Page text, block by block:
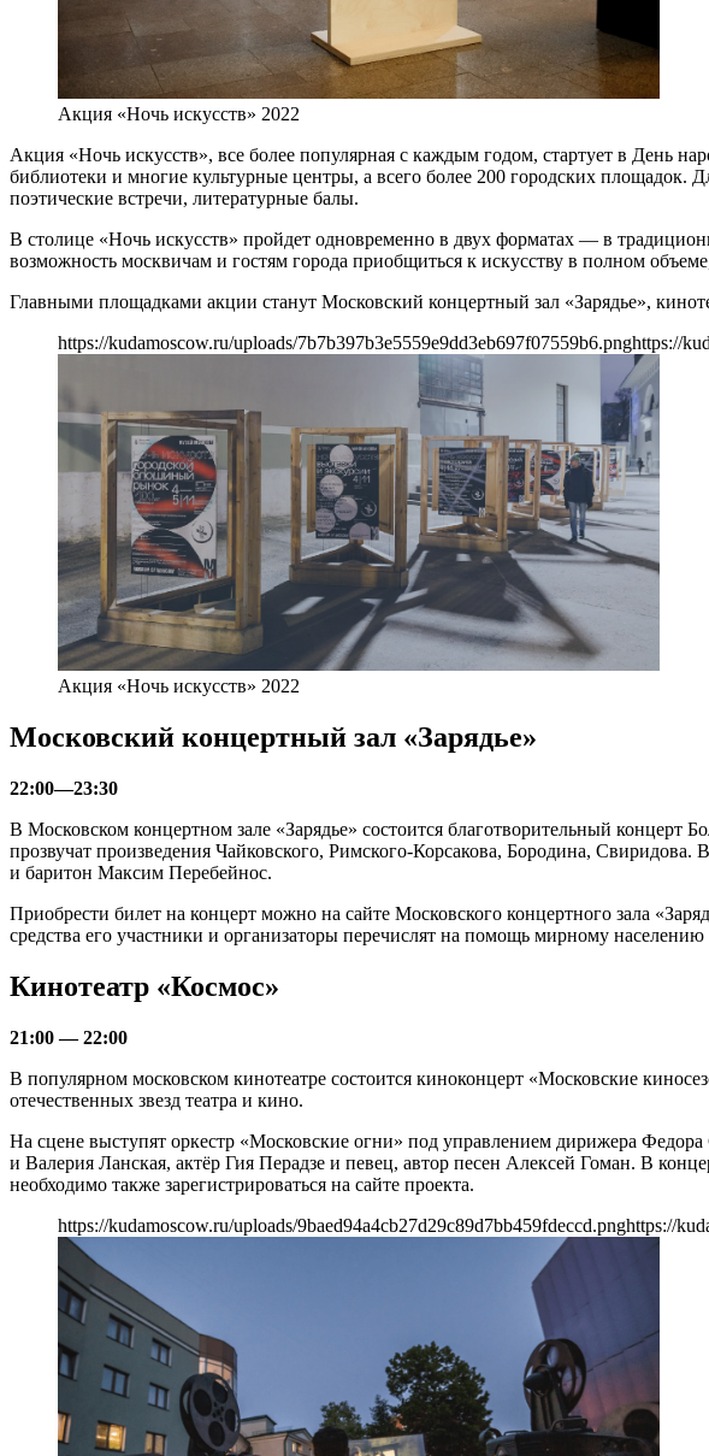
Акция «Ночь искусств» 2022
Акция «Ночь искусств», все более популярная с каждым годом, стартует в День
библиотеки и многие культурные центры, а всего более 200 городских площадок.
поэтические встречи, литературные балы.
В столице «Ночь искусств» пройдет одновременно в двух форматах — в
возможность москвичам и гостям города приобщиться к искусству в полном
Главными площадками акции станут Московский концертный зал «Зарядье»,
https://kudamoscow.ru/uploads/7b7b397b3e5559e9dd3eb697f07559b6.pnghttps://
Акция «Ночь искусств» 2022
Московский концертный зал «Зарядье»
22:00—23:30
В Московском концертном зале «Зарядье» состоится благотворительный
прозвучат произведения Чайковского, Римского-Корсакова, Бородина,
и баритон Максим Перебейнос.
Приобрести билет на концерт можно на сайте Московского концертного зала
средства его участники и организаторы перечислят на помощь мирному населению
Кинотеатр «Космос»
21:00 — 22:00
В популярном московском кинотеатре состоится киноконцерт «Московские
отечественных звезд театра и кино.
На сцене выступят оркестр «Московские огни» под управлением дирижера
и Валерия Ланская, актёр Гия Перадзе и певец, автор песен Алексей Гоман. В
необходимо также зарегистрироваться на сайте проекта.
https://kudamoscow.ru/uploads/9baed94a4cb27d29c89d7bb459fdeccd.pnghttps://